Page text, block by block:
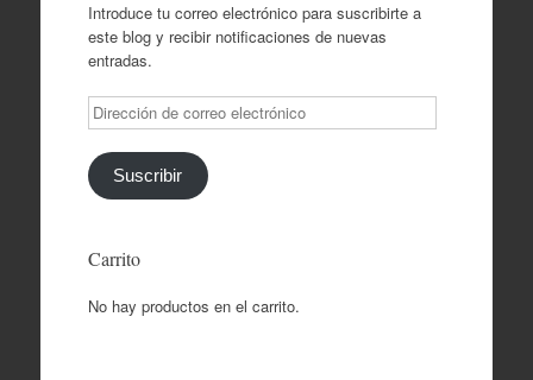
Introduce tu correo electrónico para suscribirte a
este blog y recibir notificaciones de nuevas
entradas.
Dirección
de
correo
electrónico
Suscribir
Carrito
No hay productos en el carrito.